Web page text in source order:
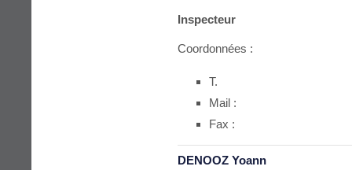
Inspecteur
Coordonnées :
T.
Mail :
Fax :
DENOOZ Yoann